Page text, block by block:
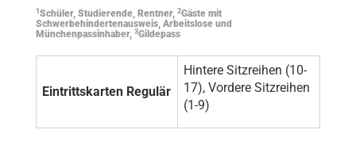
1 Schüler, Studierende, Rentner, 2Gäste mit
Schwerbehindertenausweis, Arbeitslose und
Münchenpassinhaber, 3Gildepass
Eintrittskarten Regulär
Hintere Sitzreihen (10-
17), Vordere Sitzreihen
(1-9)